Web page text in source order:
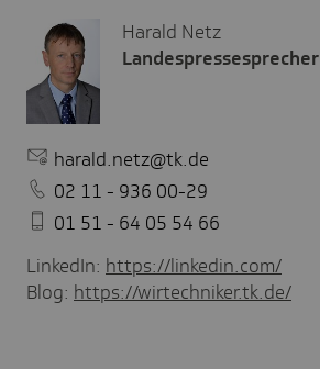
Harald Netz
Landespressesprecher
harald.netz@tk.de
02 11 - 936 00-29
01 51 - 64 05 54 66
LinkedIn: https://linkedin.com/
Blog: https://wirtechniker.tk.de/